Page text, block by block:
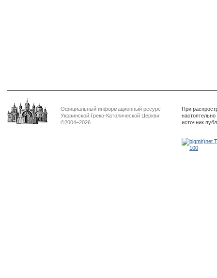
Официальный информационный ресурс
Украинской Греко-Католической Церкви
©2004–2026
При
источник